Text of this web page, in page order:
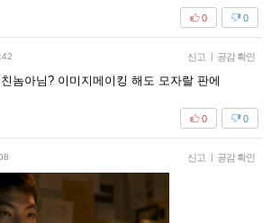
0
0
신고 | 공감 확인
놈아님? 이미지메이킹 해도 모자랄 판에
0
0
신고 | 공감 확인